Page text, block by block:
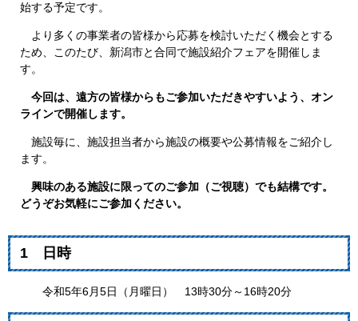
始する予定です。
より多くの事業者の皆様から応募を検討いただく機会とする
ため、このたび、新潟市と合同で施設紹介フェアを開催しま
す。
今回は、遠方の皆様からもご参加いただきやすいよう、オン
ラインで開催します。
施設毎に、施設担当者から施設の概要や公募情報をご紹介し
ます。
興味のある施設に限ってのご参加（ご視聴）でも結構です。
どうぞお気軽にご参加ください。
1 日時
令和5年6月5日（月曜日） 13時30分～16時20分